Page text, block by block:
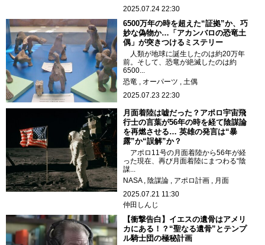
2025.07.24 22:30
6500万年の時を超えた“証拠”か、巧
妙な偽物か…「アカンバロの恐竜土
偶」が突きつけるミステリー
人類が地球に誕生したのは約20万年
前。そして、恐竜が絶滅したのは約
6500...
恐竜
オーパーツ
土偶
2025.07.23 22:30
月面着陸は嘘だった？アポロ宇宙飛
行士の言葉が56年の時を経て陰謀論
を再燃させる… 英雄の発言は“暴
露”か“誤解”か？
アポロ11号の月面着陸から56年が経
った現在、再び月面着陸にまつわる“陰
謀...
NASA
陰謀論 アポロ計画
月面
2025.07.21 11:30
仲田しんじ
【衝撃告白】イエスの遺骨はアメリ
カにある！？“聖なる遺骨”とテンプ
ル騎士団の極秘計画